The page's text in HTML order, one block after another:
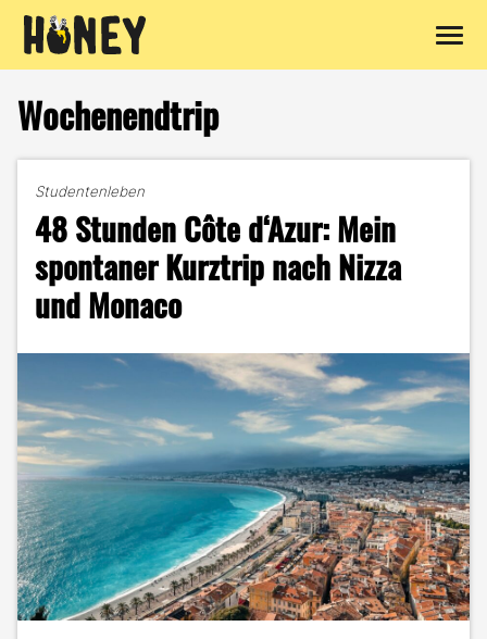
Inhalt
springen
Wochenendtrip
Studentenleben
48 Stunden Côte d‘Azur: Mein
spontaner Kurztrip nach Nizza
und Monaco